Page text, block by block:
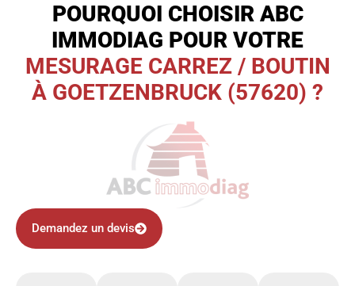
POURQUOI CHOISIR ABC
IMMODIAG POUR VOTRE
MESURAGE CARREZ / BOUTIN
À GOETZENBRUCK (57620) ?
Demandez un devis